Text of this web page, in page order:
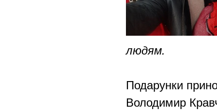
людям.​
​Подарунки
Володимир